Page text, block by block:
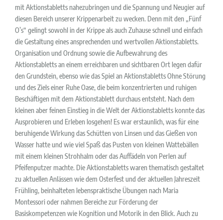
mit Aktionstabletts nahezubringen und die Spannung und Neugier auf
diesen Bereich unserer Krippenarbeit zu wecken. Denn mit den „Fünf
O’s“ gelingt sowohl in der Krippe als auch Zuhause schnell und einfach
die Gestaltung eines ansprechenden und wertvollen Aktionstabletts.
Organisation und Ordnung sowie die Aufbewahrung des
Aktionstabletts an einem erreichbaren und sichtbaren Ort legen dafür
den Grundstein, ebenso wie das Spiel an Aktionstabletts Ohne Störung
und des Ziels einer Ruhe Oase, die beim konzentrierten und ruhigen
Beschäftigen mit dem Aktionstablett durchaus entsteht. Nach dem
kleinen aber feinen Einstieg in die Welt der Aktionstabletts konnte das
Ausprobieren und Erleben losgehen! Es war erstaunlich, was für eine
beruhigende Wirkung das Schütten von Linsen und das Gießen von
Wasser hatte und wie viel Spaß das Pusten von kleinen Wattebällen
mit einem kleinen Strohhalm oder das Auffädeln von Perlen auf
Pfeifenputzer machte. Die Aktionstabletts waren thematisch gestaltet
zu aktuellen Anlässen wie dem Osterfest und der aktuellen Jahreszeit
Frühling, beinhalteten lebenspraktische Übungen nach Maria
Montessori oder nahmen Bereiche zur Förderung der
Basiskompetenzen wie Kognition und Motorik in den Blick. Auch zu